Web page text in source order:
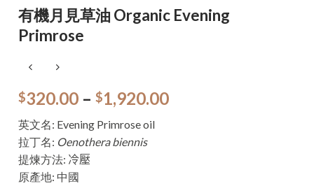
有機月見草油 Organic Evening
Primrose
$320.00 –$1,920.00
英文名: Evening Primrose oil
拉丁名: Oenothera biennis
提煉方法: 冷壓
原產地: 中國